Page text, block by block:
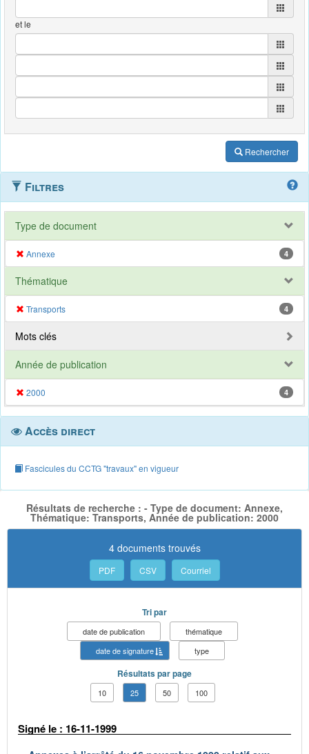
et le
Rechercher
Filtres
Type de document
Annexe 4
Thématique
Transports 4
Mots clés
Année de publication
2000 4
Accès direct
Fascicules du CCTG "travaux" en vigueur
Résultats de recherche : - Type de document: Annexe,
Thématique: Transports, Année de publication: 2000
4 documents trouvés
PDF CSV Courriel
Tri par
date de publication
thématique
date de signature
type
Résultats par page
10 25 50 100
Signé le : 16-11-1999